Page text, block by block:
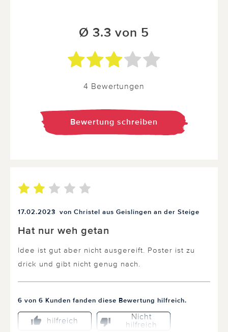
Ø 3.3 von 5
4 Bewertungen
Bewertung schreiben
17.02.2023 von Christel aus Geislingen an der Steige
Hat nur weh getan
Idee ist gut aber nicht ausgereift. Poster ist zu
drick und gibt nicht genug nach.
6 von 6 Kunden fanden diese Bewertung hilfreich.
hilfreich
Nicht
hilfreich